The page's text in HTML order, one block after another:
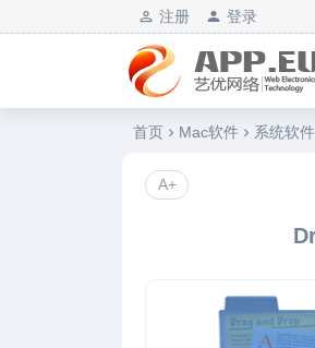
注册 登录
艺优软件乐园
首页 Mac软件 系统软件
A+